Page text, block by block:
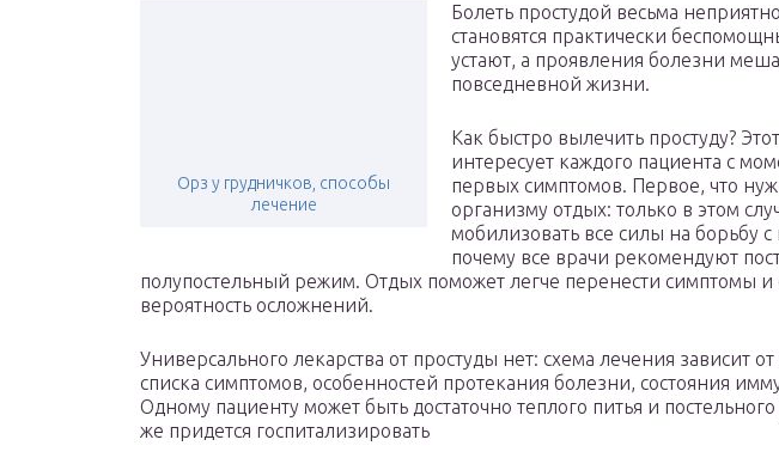
Орз у грудничков, способы
лечение
Болеть простудой весьма
становятся практически
устают, а проявления болезни
повседневной жизни.
Как быстро вылечить простуду?
интересует каждого пациента с
первых симптомов. Первое, что
организму отдых: только в этом
мобилизовать все силы на борьбу
почему все врачи рекомендуют
полупостельный режим. Отдых поможет легче перенести симптомы и
вероятность осложнений.
Универсального лекарства от простуды нет: схема лечения зависит
списка симптомов, особенностей протекания болезни, состояния
Одному пациенту может быть достаточно теплого питья и
же придется госпитализировать